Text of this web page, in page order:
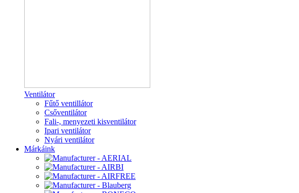
Ventilátor
Fűtő ventillátor
Csőventilátor
Fali-, menyezeti kisventilátor
Ipari ventilátor
Nyári ventilátor
Márkáink